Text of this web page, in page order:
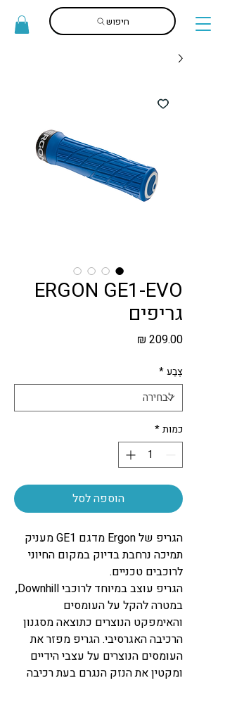
חיפוש
ERGON GE1-EVO
גריפים
צֶבַע*
כמות*
הוספה לסל
הגריפ של Ergon מדגם GE1 מעניק
תמיכה נרחבת בדיוק במקום החיוני
לרוכבים טכניים.
הגריפ עוצב במיוחד לרוכבי Downhill,
במטרה להקל על העומסים
והאימפקט הנוצרים כתוצאה מסגנון
הרכיבה האגרסיבי. הגריפ מפזר את
העומסים הנוצרים על עצבי הידיים
ומקטין את הנזק הנגרם בעת רכיבה